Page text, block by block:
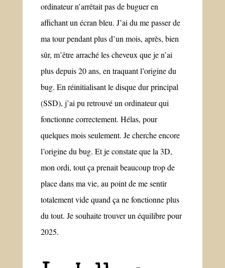
ordinateur n’arrêtait pas de buguer en
affichant un écran bleu. J’ai du me passer de
ma tour pendant plus d’un mois, après, bien
sûr, m’être arraché les cheveux que je n’ai
plus depuis 20 ans, en traquant l’origine du
bug. En réinitialisant le disque dur principal
(SSD), j’ai pu retrouvé un ordinateur qui
fonctionne correctement. Hélas, pour
quelques mois seulement. Je cherche encore
l’origine du bug. Et je constate que la 3D,
mon ordi, tout ça prenait beaucoup trop de
place dans ma vie, au point de me sentir
totalement vide quand ça ne fonctionne plus
du tout. Je souhaite trouver un équilibre pour
2025.